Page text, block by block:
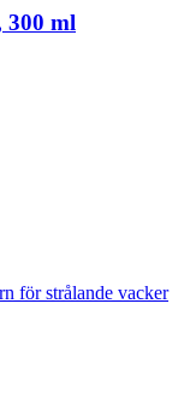
300 ml
för strålande vacker